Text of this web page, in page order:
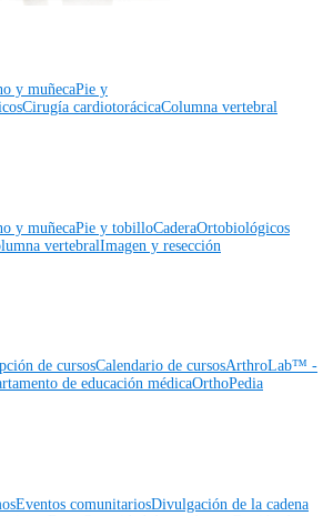
y muñecaPie y
Cirugía cardiotorácicaColumna vertebral
y muñecaPie y tobilloCaderaOrtobiológicos
vertebralImagen y resección
de cursosCalendario de cursosArthroLab™ -
de educación médicaOrthoPedia
Eventos comunitariosDivulgación de la cadena